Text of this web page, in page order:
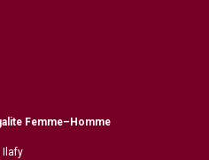
Femme–Homme
Ilafy